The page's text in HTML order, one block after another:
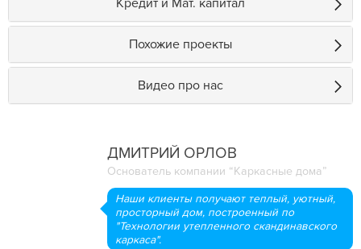
Кредит и Мат. капитал
Похожие проекты
Видео про нас
ДМИТРИЙ ОРЛОВ
Основатель компании “Каркасные дома”
Наши клиенты получают теплый, уютный,
просторный дом, построенный по
"Технологии утепленного скандинавского
каркаса".